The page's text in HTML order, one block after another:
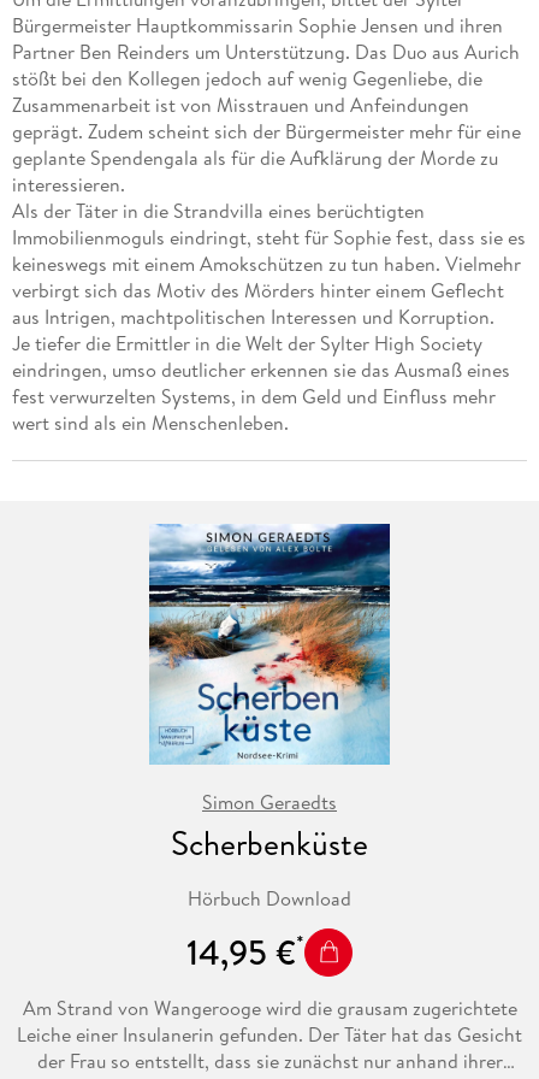
Bürgermeister Hauptkommissarin Sophie Jensen und ihren
Partner Ben Reinders um Unterstützung. Das Duo aus Aurich
stößt bei den Kollegen jedoch auf wenig Gegenliebe, die
Zusammenarbeit ist von Misstrauen und Anfeindungen
geprägt. Zudem scheint sich der Bürgermeister mehr für eine
geplante Spendengala als für die Aufklärung der Morde zu
interessieren.
Als der Täter in die Strandvilla eines berüchtigten
Immobilienmoguls eindringt, steht für Sophie fest, dass sie es
keineswegs mit einem Amokschützen zu tun haben. Vielmehr
verbirgt sich das Motiv des Mörders hinter einem Geflecht
aus Intrigen, machtpolitischen Interessen und Korruption.
Je tiefer die Ermittler in die Welt der Sylter High Society
eindringen, umso deutlicher erkennen sie das Ausmaß eines
fest verwurzelten Systems, in dem Geld und Einfluss mehr
wert sind als ein Menschenleben.
Simon Geraedts
Scherbenküste
Hörbuch Download
14,95 €
Am Strand von Wangerooge wird die grausam zugerichtete
Leiche einer Insulanerin gefunden. Der Täter hat das Gesicht
der Frau so entstellt, dass sie zunächst nur anhand ihrer